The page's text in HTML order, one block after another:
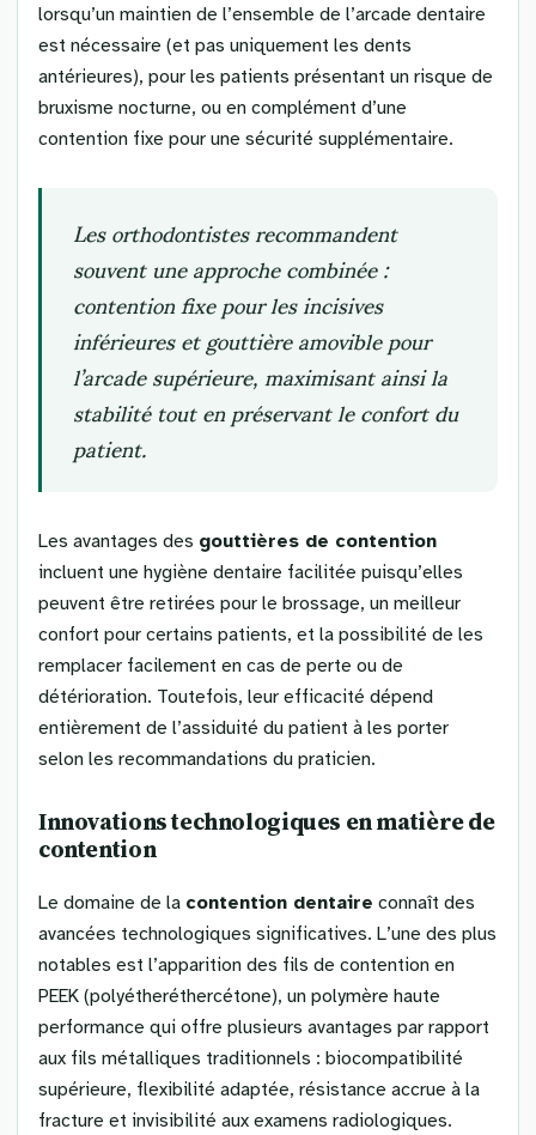
lorsqu’un maintien de l’ensemble de l’arcade dentaire
est nécessaire (et pas uniquement les dents
antérieures), pour les patients présentant un risque de
bruxisme nocturne, ou en complément d’une
contention fixe pour une sécurité supplémentaire.
Les orthodontistes recommandent
souvent une approche combinée :
contention fixe pour les incisives
inférieures et gouttière amovible pour
l’arcade supérieure, maximisant ainsi la
stabilité tout en préservant le confort du
patient.
Les avantages des gouttières de contention
incluent une hygiène dentaire facilitée puisqu’elles
peuvent être retirées pour le brossage, un meilleur
confort pour certains patients, et la possibilité de les
remplacer facilement en cas de perte ou de
détérioration. Toutefois, leur efficacité dépend
entièrement de l’assiduité du patient à les porter
selon les recommandations du praticien.
Innovations technologiques en matière de
contention
Le domaine de la contention dentaire connaît des
avancées technologiques significatives. L’une des plus
notables est l’apparition des fils de contention en
PEEK (polyétheréthercétone), un polymère haute
performance qui offre plusieurs avantages par rapport
aux fils métalliques traditionnels : biocompatibilité
supérieure, flexibilité adaptée, résistance accrue à la
fracture et invisibilité aux examens radiologiques.